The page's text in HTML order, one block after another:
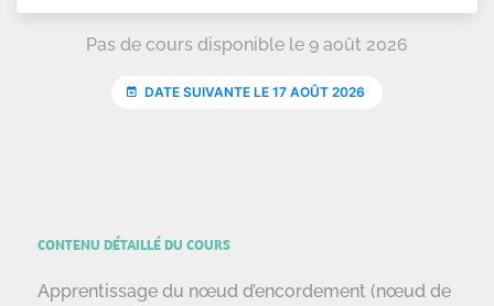
CONTENU DÉTAILLÉ DU COURS
Apprentissage du nœud d’encordement (nœud de